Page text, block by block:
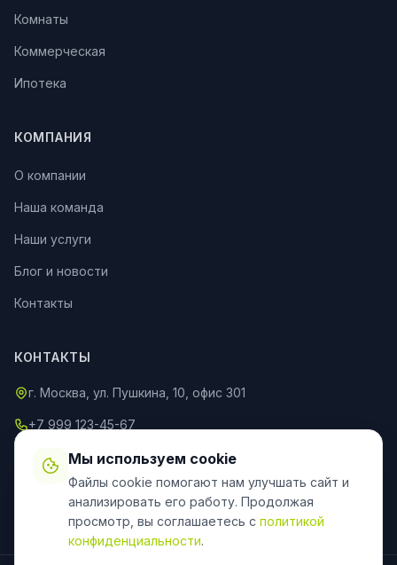
Комнаты
Коммерческая
Ипотека
КОМПАНИЯ
О компании
Наша команда
Наши услуги
Блог и новости
Контакты
КОНТАКТЫ
г. Москва, ул. Пушкина, 10, офис 301
+7 999 123-45-67
info@an-partner.ru
Пн–Пт: 9:00–20:00, Сб–Вс: 10:00–18:00
Мы используем cookie
Файлы cookie помогают нам улучшать сайт и
анализировать его работу. Продолжая
просмотр, вы соглашаетесь с политикой
конфиденциальности.